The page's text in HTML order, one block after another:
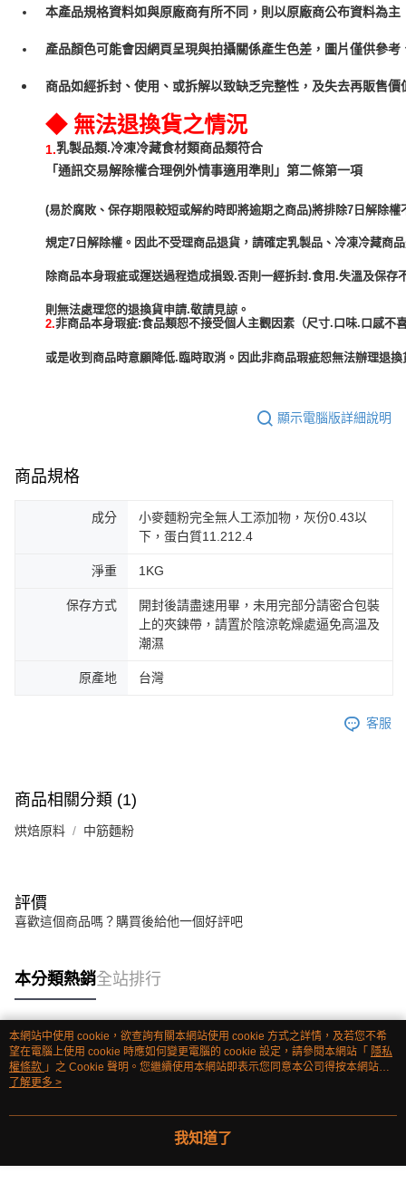
本產品規格資料如與原廠商有所不同，則以原廠商公布資料為主
產品顏色可能會因網頁呈現與拍攝關係產生色差，圖片僅供參
商品如經拆封、使用、或拆解以致缺乏完整性，及失去再販售
◆ 無法退換貨之情況
1.乳製品類.冷凍冷藏食材類商品類符合
「通訊交易解除權合理例外情事適用準則」第二條第一項
(易於腐敗、保存期限較短或解約時即將逾期之商品)將排除7日解除權
規定7日解除權。因此不受理商品退貨，請確定乳製品、冷凍冷藏商
除商品本身瑕疵或運送過程造成損毀.否則一經拆封.食用.失溫及保存
2.非商品本身瑕疵:食品類恕不接受個人主觀因素（尺寸.口味.口感不
或是收到商品時意願降低.臨時取消。因此非商品瑕疵恕無法辦理退
顯示電腦版詳細說明
商品規格
成分
小麥麵粉完全無人工添加物，灰份0.43以
下，蛋白質11.212.4
淨重 1KG
保存方式
開封後請盡速用畢，未用完部分請密合包裝
上的夾鍊帶，請置於陰涼乾燥處逼免高溫及
潮濕
原產地 台灣
客服
商品相關分類 (1)
烘焙原料 中筋麵粉
評價
喜歡這個商品嗎？購買後給他一個好評吧
本分類熱銷全站排行
熱門標籤
本網站中使用 cookie，欲查詢有關本網站使用 cookie 方式之詳情，及若您不希
望在電腦上使用 cookie 時應如何變更電腦的 cookie 設定，請參閱本網站「 隱私
權條款 」之 Cookie 聲明。您繼續使用本網站即表示您同意本公司得按本網站使
用條款之 Cookie 聲明使用 cookie。
了解更多 >
我知道了